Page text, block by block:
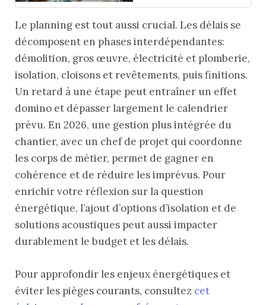
Le planning est tout aussi crucial. Les délais se
décomposent en phases interdépendantes:
démolition, gros œuvre, électricité et plomberie,
isolation, cloisons et revêtements, puis finitions.
Un retard à une étape peut entraîner un effet
domino et dépasser largement le calendrier
prévu. En 2026, une gestion plus intégrée du
chantier, avec un chef de projet qui coordonne
les corps de métier, permet de gagner en
cohérence et de réduire les imprévus. Pour
enrichir votre réflexion sur la question
énergétique, l’ajout d’options d’isolation et de
solutions acoustiques peut aussi impacter
durablement le budget et les délais.
Pour approfondir les enjeux énergétiques et
éviter les pièges courants, consultez cet